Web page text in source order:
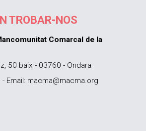
TROBAR-NOS
Comarcal de la
50 baix - 03760 - Ondara
Email: macma@macma.org